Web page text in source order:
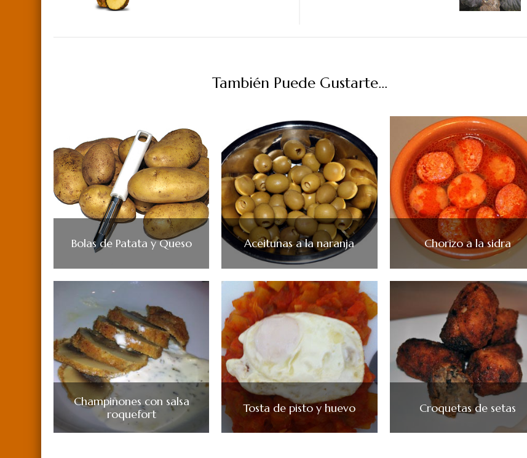
También Puede Gustarte...
Bolas de Patata y Queso Aceitunas a la naranja Chorizo a la sidra
Champiñones con salsa
roquefort
Tosta de pisto y huevo Croquetas de setas